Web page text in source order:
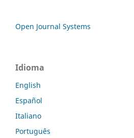
Open Journal Systems
Idioma
English
Español
Italiano
Português